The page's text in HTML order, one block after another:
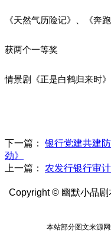
《天然气历险记》、《奔
获两个一等奖
情景剧《正是白鹤归来时
下一篇：
银行党建共建
劲》
上一篇：
农发行银行审
Copyright © 幽默小品剧
本站部分图文来源